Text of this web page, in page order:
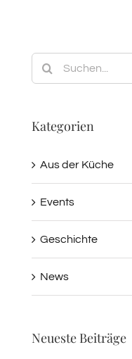
Suche
nach:
Kategorien
Aus der Küche
Events
Geschichte
News
Neueste Beiträge